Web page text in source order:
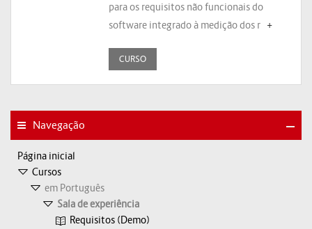
para os requisitos não funcionais do
software integrado à medição dos r +
CURSO
Navegação
Página inicial
Cursos
em Português
Sala de experiência
Requisitos (Demo)